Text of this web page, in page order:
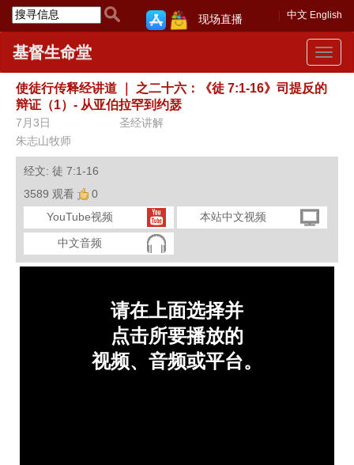
中文 English
现场直播
Toggle
基督生命堂
使徒行传释经讲道
之二十六：《徒 7:1-16》司提反的
辩证（1）- 从亚伯拉罕到约瑟
7月3日
圣经讲解
朱志山牧师
经文: 徒 7:1-16
3589 观看
0
YouTube视频
本站中文视频
中文音频